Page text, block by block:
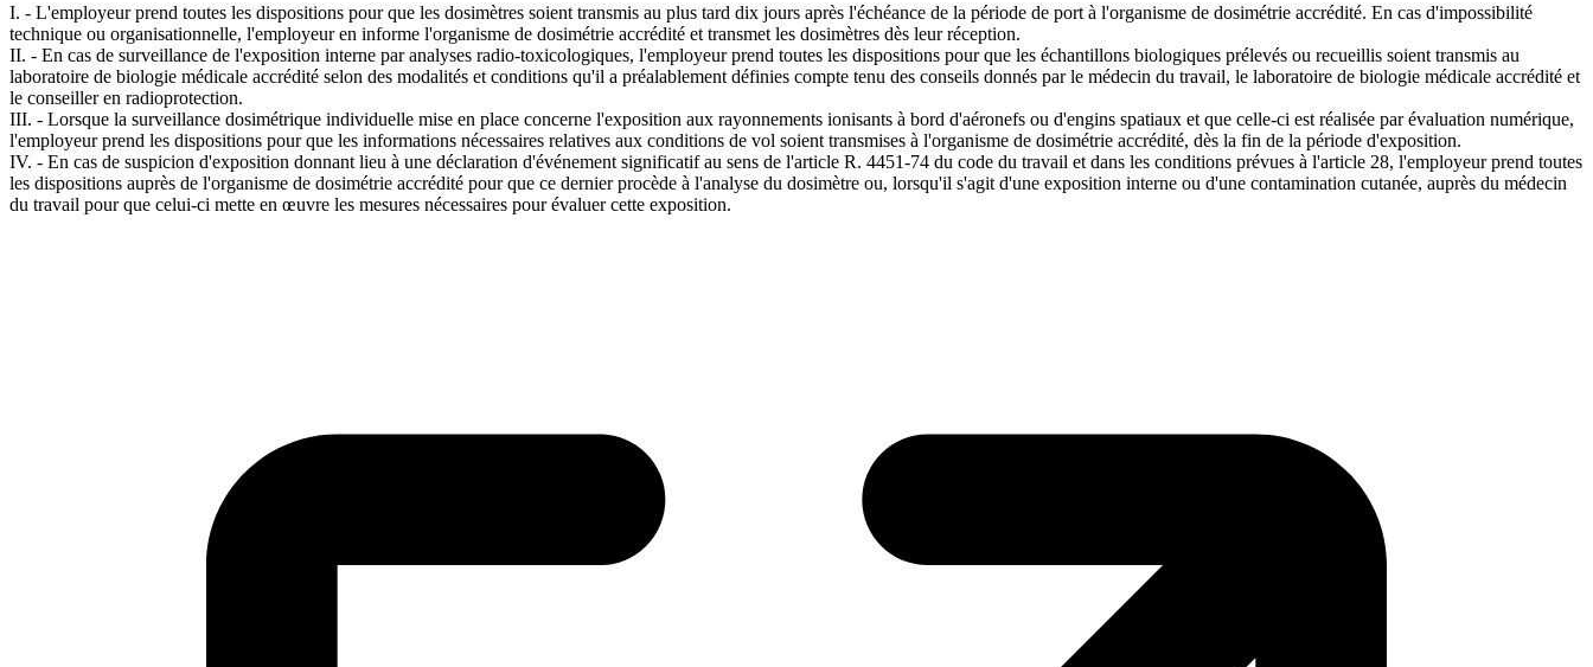
I. - L'employeur prend toutes les dispositions pour que les dosimètres soient transmis au plus tard dix jours après l'échéance de la période de port à l'organisme de dosimétrie accrédité. En cas d'impossibilité
technique ou organisationnelle, l'employeur en informe l'organisme de dosimétrie accrédité et transmet les dosimètres dès leur réception.
II. - En cas de surveillance de l'exposition interne par analyses radio-toxicologiques, l'employeur prend toutes les dispositions pour que les échantillons biologiques prélevés ou recueillis soient transmis au
laboratoire de biologie médicale accrédité selon des modalités et conditions qu'il a préalablement définies compte tenu des conseils donnés par le médecin du travail, le laboratoire de biologie médicale accrédité et
le conseiller en radioprotection.
III. - Lorsque la surveillance dosimétrique individuelle mise en place concerne l'exposition aux rayonnements ionisants à bord d'aéronefs ou d'engins spatiaux et que celle-ci est réalisée par évaluation numérique,
l'employeur prend les dispositions pour que les informations nécessaires relatives aux conditions de vol soient transmises à l'organisme de dosimétrie accrédité, dès la fin de la période d'exposition.
IV. - En cas de suspicion d'exposition donnant lieu à une déclaration d'événement significatif au sens de l'article R. 4451-74 du code du travail et dans les conditions prévues à l'article 28, l'employeur prend toutes
les dispositions auprès de l'organisme de dosimétrie accrédité pour que ce dernier procède à l'analyse du dosimètre ou, lorsqu'il s'agit d'une exposition interne ou d'une contamination cutanée, auprès du médecin
du travail pour que celui-ci mette en œuvre les mesures nécessaires pour évaluer cette exposition.